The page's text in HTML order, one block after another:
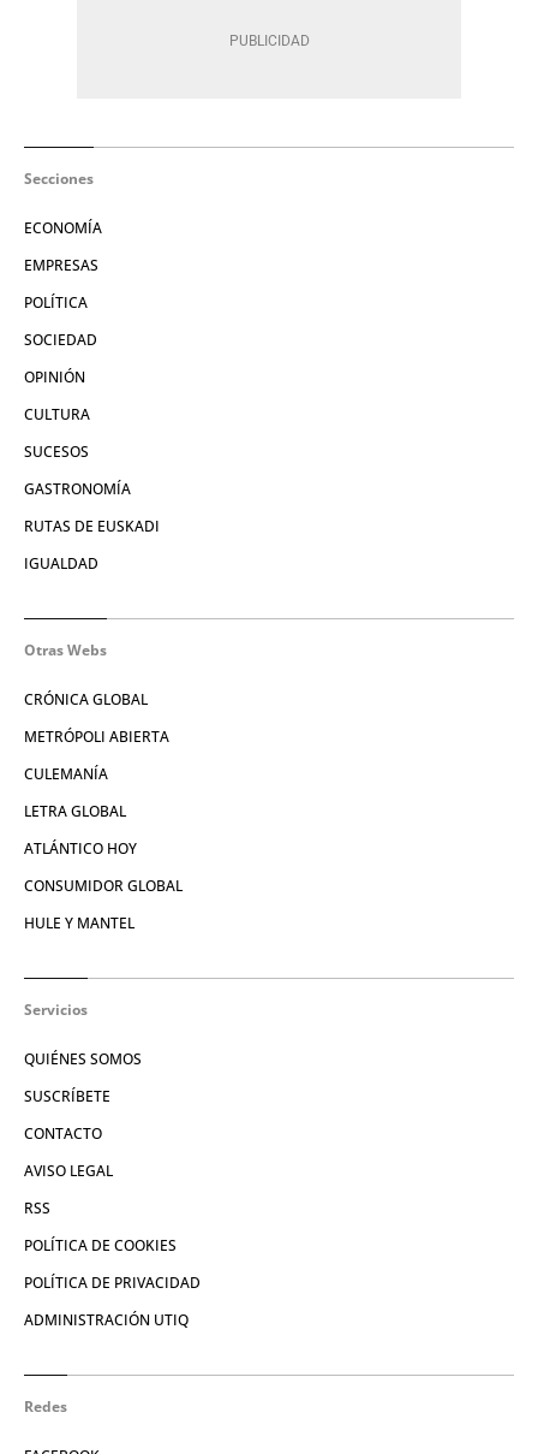
Secciones
ECONOMÍA
EMPRESAS
POLÍTICA
SOCIEDAD
OPINIÓN
CULTURA
SUCESOS
GASTRONOMÍA
RUTAS DE EUSKADI
IGUALDAD
Otras Webs
CRÓNICA GLOBAL
METRÓPOLI ABIERTA
CULEMANÍA
LETRA GLOBAL
ATLÁNTICO HOY
CONSUMIDOR GLOBAL
HULE Y MANTEL
Servicios
QUIÉNES SOMOS
SUSCRÍBETE
CONTACTO
AVISO LEGAL
RSS
POLÍTICA DE COOKIES
POLÍTICA DE PRIVACIDAD
ADMINISTRACIÓN UTIQ
Redes